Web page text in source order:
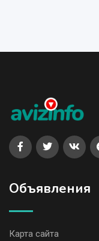
Объявления
Карта сайта